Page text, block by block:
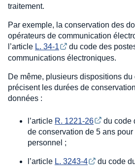
traitement.
Par exemple, la conservation des
opérateurs de communication
l’article L. 34-1
du code des
communications électroniques.
De même, plusieurs dispositions du
précisent les durées de
données :
l’article R. 1221-26
du code
de conservation de 5 ans pour
personnel ;
l’article L. 3243-4
du code